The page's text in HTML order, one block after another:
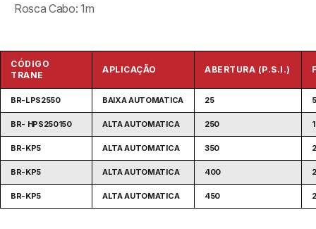
Rosca Cabo: 1m
CÓDIGO
TRANE
APLICAÇÃO ABERTURA (P.S.I.)
BR-LPS2550 BAIXA AUTOMATICA 25
BR- HPS250150 ALTA AUTOMATICA 250
BR-KP5 ALTA AUTOMATICA 350
BR-KP5 ALTA AUTOMATICA 400
BR-KP5 ALTA AUTOMATICA 450